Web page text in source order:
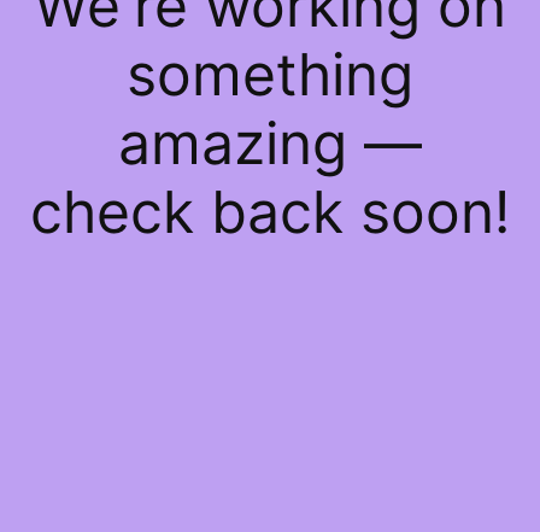
something
amazing —
check back soon!